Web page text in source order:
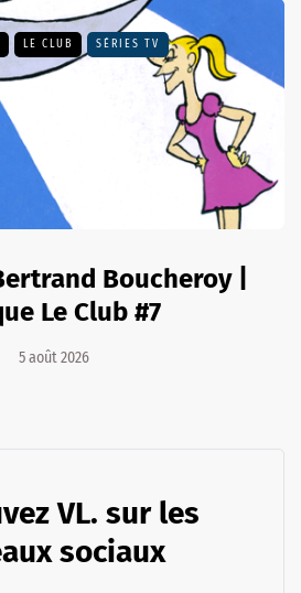
LE CLUB SÉRIES TV
Boucheroy |
Le Club #7
5 août 2026
VL. sur les
sociaux